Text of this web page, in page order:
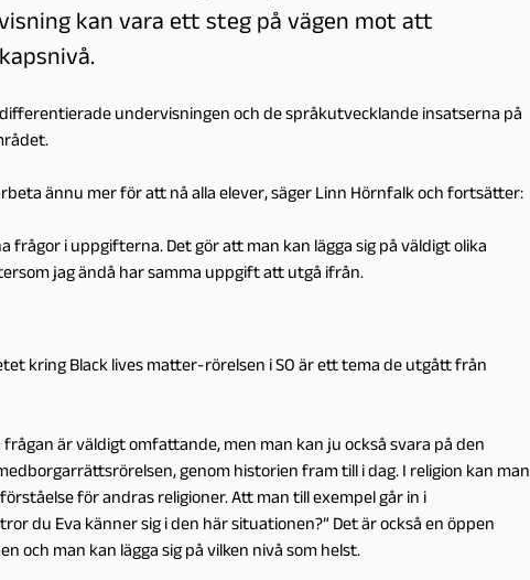
kan vara ett steg på vägen mot att
undervisningen och de språkutvecklande insatserna på
ännu mer för att nå alla elever, säger Linn Hörnfalk och fortsätter:
frågor i uppgifterna. Det gör att man kan lägga sig på väldigt olika
jag ändå har samma uppgift att utgå ifrån.
kring Black lives matter-rörelsen i SO är ett tema de utgått från
frågan är väldigt omfattande, men man kan ju också svara på den
genom historien fram till i dag. I religion kan man
för andras religioner. Att man till exempel går in i
du Eva känner sig i den här situationen?” Det är också en öppen
och man kan lägga sig på vilken nivå som helst.